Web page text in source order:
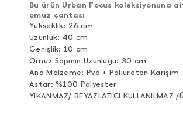
Bu ürün Urban Focus koleksiyonuna
omuz çantası
Yükseklik: 26 cm
Uzunluk: 40 cm
Genişlik: 10 cm
Omuz Sapının Uzunluğu: 30 cm
Ana Malzeme: Pvc + Poliüretan Karışım
Astar: %100 Polyester
YIKANMAZ/ BEYAZLATICI KULLANILMAZ /